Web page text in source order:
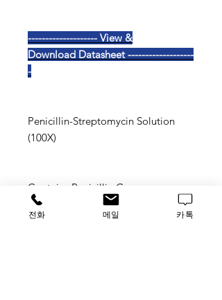
-------------------- View &
Download Datasheet -------------------
-
Penicillin-Streptomycin Solution
(100X)
Contains Penicillin G
and Streptomycin
in Cell Culture Water
전화 메일 카톡